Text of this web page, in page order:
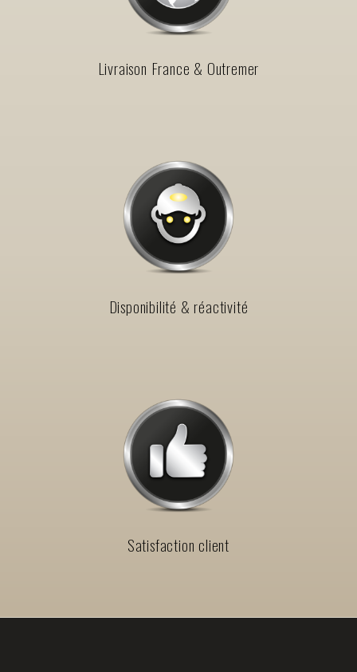
Livraison France & Outremer
Disponibilité & réactivité
Satisfaction client